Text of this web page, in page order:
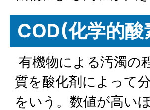
COD(化学的酸
有機物による汚濁の
質を酸化剤によって
をいう。数値が高い